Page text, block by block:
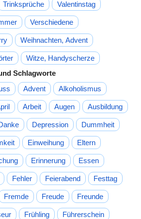
Trinksprüche Valentinstag
Verschiedene
Weihnachten, Advent
Witze, Handyscherze
Schlagworte
Advent Alkoholismus
Arbeit Augen Ausbildung
Depression Dummheit
Einweihung Eltern
Erinnerung Essen
Fehler Feierabend Festtag
Fremde Freude Freunde
Frühling Führerschein